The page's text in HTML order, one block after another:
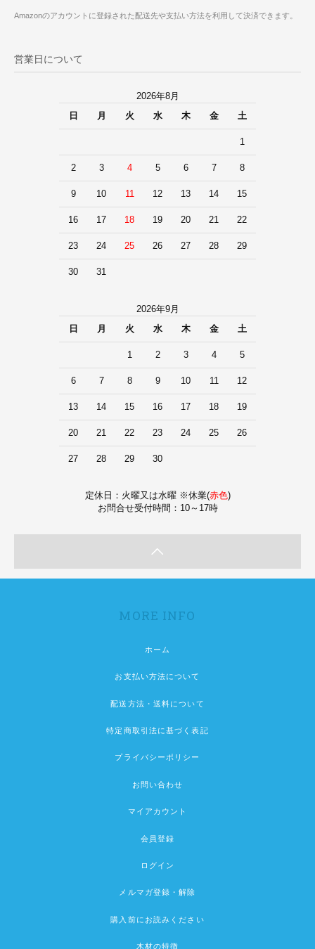
Amazonのアカウントに登録された配送先や支払い方法を利用して決済できます。
営業日について
2026年8月
日
月 火 水 木 金 土
1
2 3 4 5 6 7 8
9 10 11 12 13 14 15
16 17 18 19 20 21 22
23 24 25 26 27 28 29
30 31
2026年9月
日
月 火 水 木 金 土
1 2 3 4 5
6 7 8 9 10 11 12
13 14 15 16 17 18 19
20 21 22 23 24 25 26
27 28 29 30
定休日：火曜又は水曜 ※休業(赤色)
お問合せ受付時間：10～17時
MORE INFO
ホーム
お支払い方法について
配送方法・送料について
特定商取引法に基づく表記
プライバシーポリシー
お問い合わせ
マイアカウント
会員登録
ログイン
メルマガ登録・解除
購入前にお読みください
木材の特徴